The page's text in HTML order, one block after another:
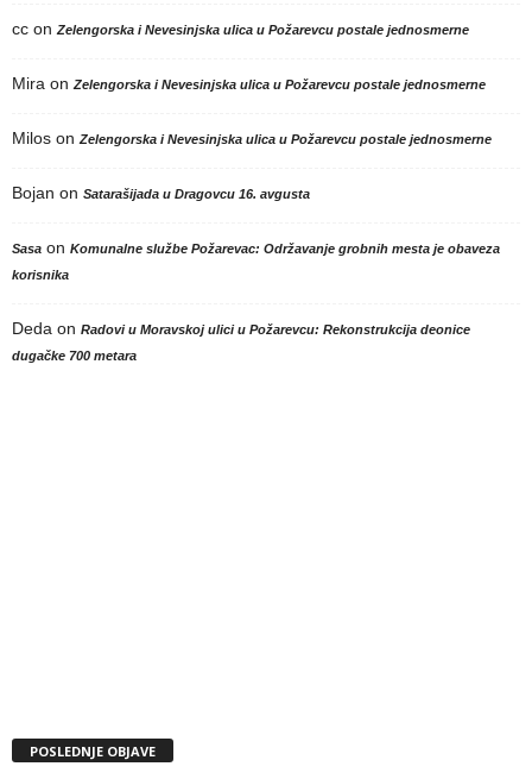
cc on Zelengorska i Nevesinjska ulica u Požarevcu postale jednosmerne
Mira on Zelengorska i Nevesinjska ulica u Požarevcu postale jednosmerne
Milos on Zelengorska i Nevesinjska ulica u Požarevcu postale jednosmerne
Bojan on Satarašijada u Dragovcu 16. avgusta
Sasa on Komunalne službe Požarevac: Održavanje grobnih mesta je obaveza
korisnika
Deda on Radovi u Moravskoj ulici u Požarevcu: Rekonstrukcija deonice
dugačke 700 metara
POSLEDNJE OBJAVE